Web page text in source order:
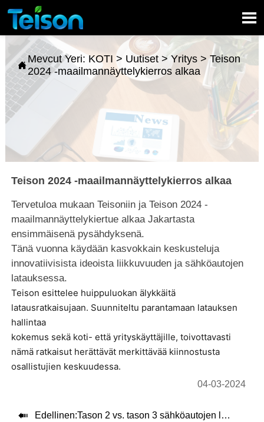


Mevcut Yeri: KOTI > Uutiset> Yritys>Teison
2024 -maailmannäyttelykierros alkaa
Teison 2024 -maailmannäyttelykierros alkaa
Tervetuloa mukaan Teisoniin ja Teison 2024 -
maailmannäyttelykiertue alkaa Jakartasta
ensimmäisenä pysähdyksenä.
Tänä vuonnakäydään kasvokkain keskusteluja
innovatiivisista ideoista liikkuvuuden ja sähköautojen
latauksessa.
Teison esittelee huippuluokan älykkäitä
latausratkaisujaan. Suunniteltu parantamaan latauksen
hallintaa
kokemus sekä koti- että yrityskäyttäjille, toivottavasti
nämä ratkaisut herättävät merkittävää kiinnostusta
osallistujien keskuudessa.
04-03-2024
 Edellinen:Tason 2 vs. tason 3 sähköautojen latausasemat: mitä eroa on?